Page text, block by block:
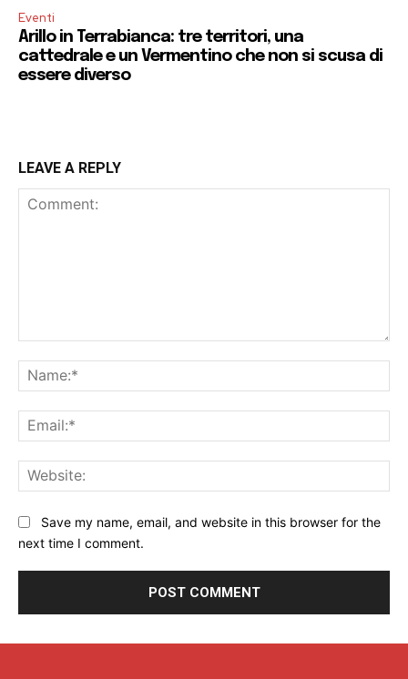
Eventi
Arillo in Terrabianca: tre territori, una
cattedrale e un Vermentino che non si scusa di
essere diverso
LEAVE A REPLY
Save my name, email, and website in this browser for the
next time I comment.